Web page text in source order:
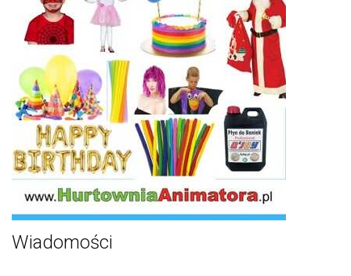
Wiadomości